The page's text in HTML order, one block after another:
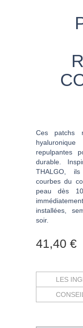
Ces patchs
repulpantes
durable.
THALGO,
courbes du
peau dès
installées,
soir.
41,40 €
LES